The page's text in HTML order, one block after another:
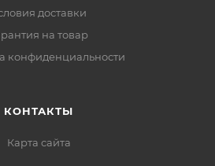
доставки
на товар
конфиденциальности
КОНТАКТЫ
Карта сайта